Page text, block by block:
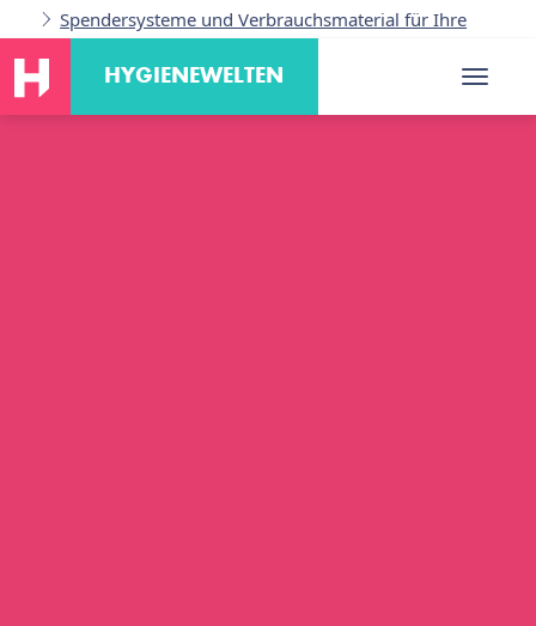
Spendersysteme und Verbrauchsmaterial für Ihre
Branche
HYGIENEWELTEN